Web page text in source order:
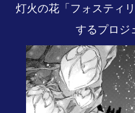
灯火の花「フォスティ
するプロジ